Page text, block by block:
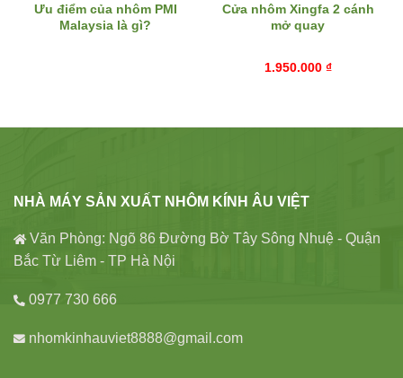
Ưu điểm của nhôm PMI
Malaysia là gì?
Cửa nhôm Xingfa 2 cánh
mở quay
1.950.000 ₫
NHÀ MÁY SẢN XUẤT NHÔM KÍNH ÂU VIỆT
Văn Phòng: Ngõ 86 Đường Bờ Tây Sông Nhuệ - Quận
Bắc Từ Liêm - TP Hà Nội
0977 730 666
nhomkinhauviet8888@gmail.com